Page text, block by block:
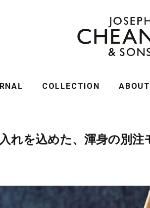
COLLECTION ABOUT
れを込めた、渾身の別